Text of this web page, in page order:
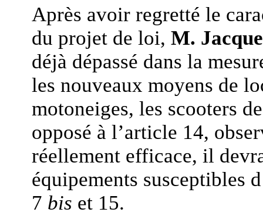
Après avoir regretté le
du projet de loi, M.
déjà dépassé dans la
les nouveaux moyens de
motoneiges, les scooters
opposé à l’article 14,
réellement efficace, il
équipements susceptibles
7 bis et 15.